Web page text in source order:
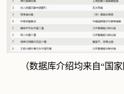
（数据库介绍均来自“国